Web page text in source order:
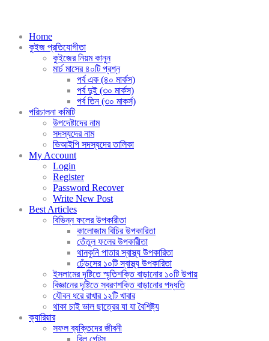
Home
কুইজ প্রতিযোগীতা
কুইজের নিয়ম কানুন
মার্চ মাসের ৪০টি প্রশ্ন
পর্ব এক (৪০ মার্কস)
পর্ব দুই (৩০ মার্কস)
পর্ব তিন (৩০ মাকর্স)
পরিচালনা কমিটি
উপদেষ্টাদের নাম
সদস্যদের নাম
ভিআইপি সদস্যদের তালিকা
My Account
Login
Register
Password Recover
Write New Post
Best Articles
বিভিন্ন ফলের উপকারীতা
কালোজাম বিচির উপকারিতা
তেঁতুল ফলের উপকারীতা
থানকুনি পাতার স্বাস্থ্য উপকারিতা
ঢেঁড়সের ১০টি স্বাস্থ্য উপকারিতা
ইসলামের দৃষ্টিতে স্মৃতিশক্তি বাড়ানোর ১০টি উপায়
বিজ্ঞানের দৃষ্টিতে স্বরণশক্তি বাড়ানোর পদ্ধতি
যৌবন ধরে রাখার ১২টি খাবার
থাকা চাই ভাল ছাত্রের যা যা বৈশিষ্ট্য
ক্যারিয়ার
সফল ব্যক্তিদের জীবনী
বিল গেটস